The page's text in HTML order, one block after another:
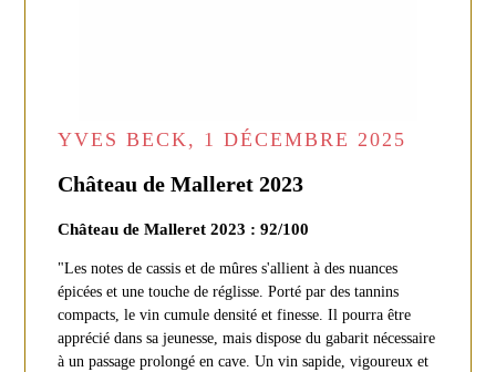
YVES BECK, 1 DÉCEMBRE 2025
Château de Malleret 2023
Château de Malleret 2023 : 92/100
"Les notes de cassis et de mûres s'allient à des nuances
épicées et une touche de réglisse. Porté par des tannins
compacts, le vin cumule densité et finesse. Il pourra être
apprécié dans sa jeunesse, mais dispose du gabarit nécessaire
à un passage prolongé en cave. Un vin sapide, vigoureux et